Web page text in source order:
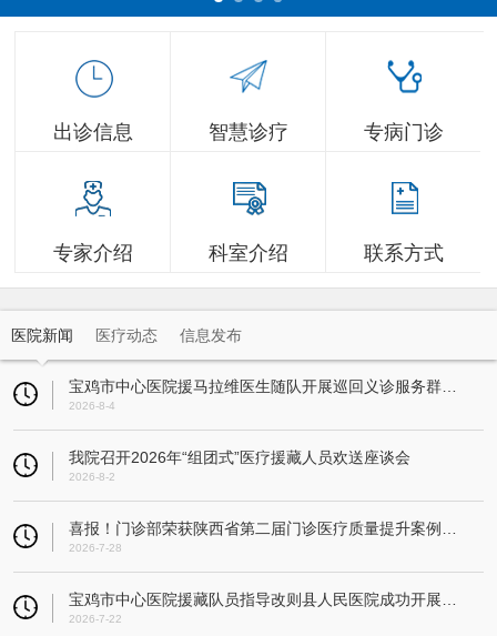
出诊信息 智慧诊疗 专病门诊
专家介绍 科室介绍 联系方式
医院新闻 医疗动态 信息发布
2026-8-4
我院召开2026年“组团式”医疗援藏人员欢送座谈会
2026-8-2
2026-7-28
2026-7-22